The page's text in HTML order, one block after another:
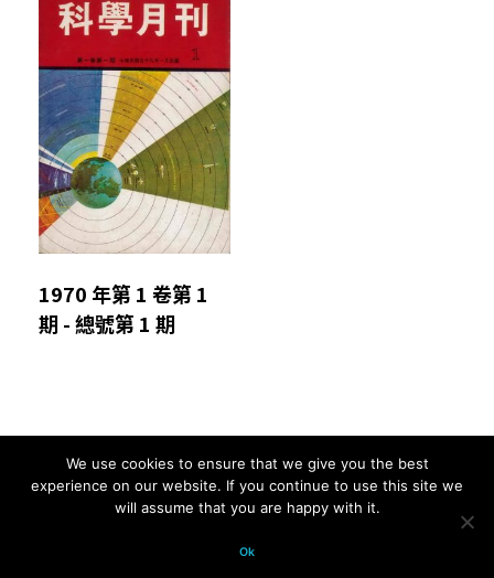
1970 年第 1 卷第 1
期 - 總號第 1 期
Comments are closed.
© 2026 科學月刊五十年大全 All
We use cookies to ensure that we give you the best
experience on our website. If you continue to use this site we
will assume that you are happy with it.
Ok